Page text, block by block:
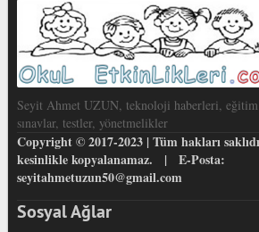
Seyit Ahmet UZUN, teknoloji haberleri,
sınavlar, testler, yönetmelikler
Copyright © 2017-2023 | Tüm hakları
kesinlikle kopyalanamaz. | E-Posta:
seyitahmetuzun50@gmail.com
Sosyal Ağlar